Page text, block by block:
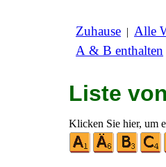
Zuhause | Alle
A & B enthalten
Liste
Klicken Sie hier, um